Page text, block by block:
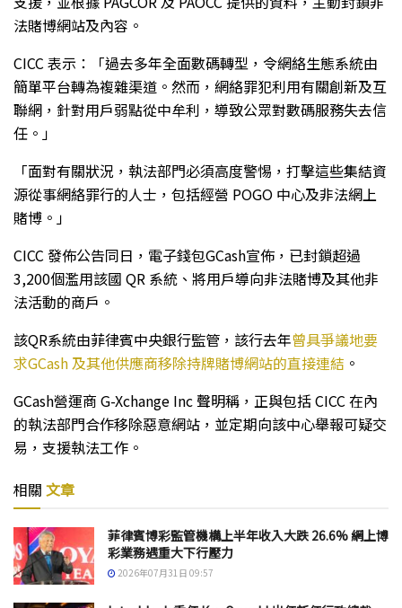
法賭博網站及內容。
CICC 表示：「過去多年全面數碼轉型，令網絡生態系統由
簡單平台轉為複雜渠道。然而，網絡罪犯利用有關創新及互
聯網，針對用戶弱點從中牟利，導致公眾對數碼服務失去信
任。」
「面對有關狀況，執法部門必須高度警惕，打擊這些集結資
源從事網絡罪行的人士，包括經營 POGO 中心及非法網上
賭博。」
CICC 發佈公告同日，電子錢包GCash宣佈，已封鎖超過
3,200個濫用該國 QR 系統、將用戶導向非法賭博及其他非
法活動的商戶。
該QR系統由菲律賓中央銀行監管，該行去年曾具爭議地要
求GCash 及其他供應商移除持牌賭博網站的直接連結 。
GCash營運商 G-Xchange Inc 聲明稱，正與包括 CICC 在內
的執法部門合作移除惡意網站，並定期向該中心舉報可疑交
易，支援執法工作。
相關 文章
菲律賓博彩監管機構上半年收入大跌 26.6% 網上博
彩業務遇重大下行壓力
2026年07月31日 09:57